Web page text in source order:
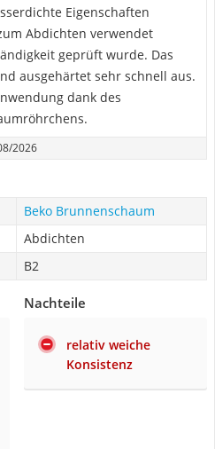
Eigenschaften
Abdichten verwendet
geprüft wurde. Das
ausgehärtet sehr schnell aus.
dank des
2026
Beko Brunnenschaum
Abdichten
B2
Nachteile
relativ weiche
Konsistenz